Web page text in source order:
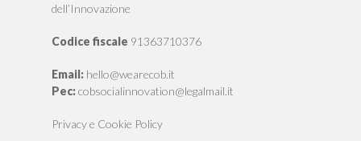
dell’Innovazione
Codice fiscale 91363710376
Email: hello@wearecob.it
Pec:cobsocialinnovation@legalmail.it
Privacy e Cookie Policy